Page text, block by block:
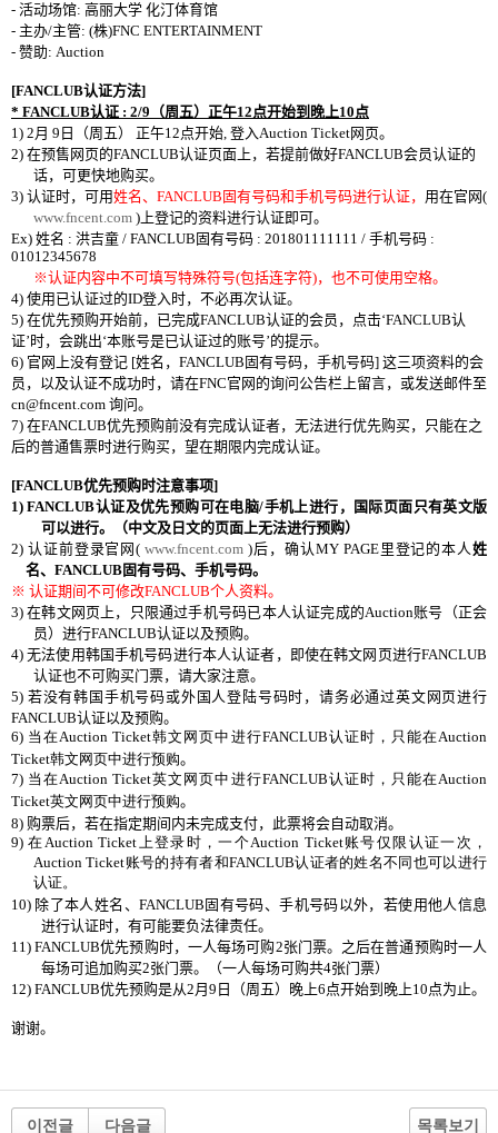
- 活动场馆: 高丽大学 化汀体育馆
- 主办/主管: (株)FNC ENTERTAINMENT
- 赞助: Auction
[FANCLUB认证方法]
* FANCLUB认证 : 2/9 （周五） 正午12点开始到晚上10点
1) 2月 9 日 （周五） 正午12点开始, 登入Auction Ticket网页。
2) 在预售网页的FANCLUB认证页面 上 ， 若提前做好FANCLUB会员认证的
话， 可更快地购买。
3) 认证时，可用姓名、 FANCLUB 固有号码和手机号码进行认证， 用在官网(
www.fncent.com ) 上登记的资料进行认证即可。
Ex) 姓名 : 洪吉童 / FANCLUB 固有号码 : 201801111111 / 手机号码 :
01012345678
※认证内容中不可填写特殊符号(包括连字符)，也不可使用空格。
4) 使用已认证过的ID登入时，不必再次认证。
5) 在优先预购开始前， 已完成FANCLUB认证的会员 ， 点击‘FANCLUB认
证’时， 会跳出‘本账号是已认证过的账号’的提示。
6) 官 网 上没有登记 [姓名， FANCLUB 固有号码，手机号码] 这三项资料的会
员， 以及认证不成功时， 请在FNC官 网 的询问 公告栏 上留言， 或发送邮件至
cn@fncent.com 询问。
7) 在FANCLUB优先预购前没有完成认证者， 无法进行优先购买，
只能在之
后的普通售票时进行购买， 望在期限内完成认证。
[FANCLUB优先预购时注意事项]
1)FANCLUB认证及优先预购可在电脑/手机上进行 ， 国际页面只有英文版
可以进行。（中文及日文的页面上无法进行预购）
2) 认证前登录官 网(www.fncent.com )后 ， 确认MY PAGE里登记的本人姓
名、FANCLUB固有号码、手机号码。
※ 认证期间不可修改FANCLUB个人资料。
3)在韩文网页上，只限通过手机号码已本人认证完成的Auction账号（正会
员）进行FANCLUB认证以及预购。
4)无法使用韩国手机号码进行本人认证者，即使在韩文网页进行FANCLUB
认证也不可购买门票，请大家注意。
5) 若没有韩国手机号码或外国人登陆号码时，请务必通过英文网页进行
FANCLUB认证以及预购。
6) 当在Auction Ticket韩文网页中进行FANCLUB认证时，只能在Auction
Ticket韩文网页中进行预购。
7) 当在Auction Ticket英文网页中进行FANCLUB认证时，只能在Auction
Ticket英文网页中进行预购。
8) 购票后， 若在指定期间内未完成支付， 此票将会自动取消。
9)在Auction Ticket上登录时，一个Auction Ticket账号仅限认证一次，
Auction Ticket账号的持有者和FANCLUB认证者的姓名不同也可以进行
认证。
10) 除了本人姓名、 FANCLUB 固有号码、手机号码以外， 若使用他人信息
进行认证时， 有可能要负法律责任。
11) FANCLUB优先预购时，一人每场可购2张门票。之后在普通预购时一人
每场可追加购买2张门票。（一人每场可购共4张门票）
12) FANCLUB优先预购是从2月 9 日（周五）晚上6点开始到晚上10点为止。
谢谢。
이전글 다음글 목록보기